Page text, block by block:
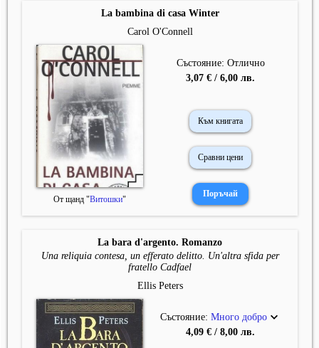
La bambina di casa Winter
Carol O'Connell
От щанд "Витошки"
Състояние: Отлично
3,07 € / 6,00 лв.
Към книгата
Сравни цени
La bara d'argento. Romanzo
Una reliquia contesa, un efferato delitto. Un'altra sfida per
fratello Cadfael
Ellis Peters
Състояние: Много добро
4,09 € / 8,00 лв.